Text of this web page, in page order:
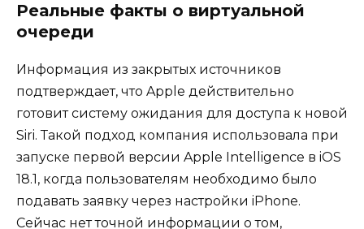
Реальные факты о виртуальной
очереди
Информация из закрытых источников
подтверждает, что Apple действительно
готовит систему ожидания для доступа к новой
Siri. Такой подход компания использовала при
запуске первой версии Apple Intelligence в iOS
18.1, когда пользователям необходимо было
подавать заявку через настройки iPhone.
Сейчас нет точной информации о том,